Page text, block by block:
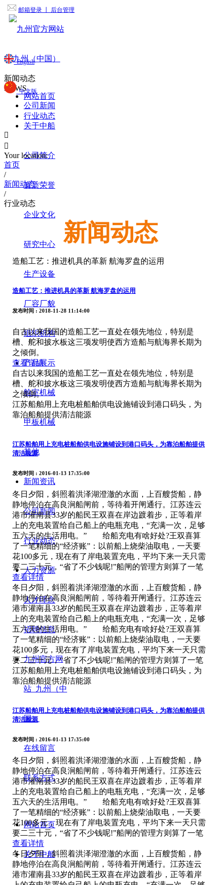
邮箱登录 丨 后台管理
网站首页
关于中船
公司简介
资质荣誉
企业文化
研究中心
生产设备
厂容厂貌
组织机构
产品展示
舱室机械
甲板机械
其他
新闻资讯
公司新闻
行业动态
人力资源
人才理念
招聘信息
九州官方网
站_九州（中
国）
在线留言
联系方式
网站首页
关于中船
English
中文版
新闻动态
NEWS
公司新闻
行业动态


Your location:
首页
/
新闻动态
/
行业动态
新闻动态
造船工艺：推进机具的革新 航海罗盘的运用
造船工艺：推进机具的革新 航海罗盘的运用
发布时间 : 2018-11-28 11:14:00
自古以来我国的造船工艺一直处在领先地位，特别是
槽、舵和披水板这三项发明使西方造船与航海界长期为
之倾倒。
查看详情
自古以来我国的造船工艺一直处在领先地位，特别是
槽、舵和披水板这三项发明使西方造船与航海界长期为
之倾倒。
江苏船舶用上充电桩船舶供电设施铺设到港口码头，为
靠泊船舶提供清洁能源
江苏船舶用上充电桩船舶供电设施铺设到港口码头，为靠泊船舶提供
清洁能源
发布时间 : 2016-01-13 17:35:00
冬日夕阳，斜照着洪泽湖澄澈的水面，上百艘货船，静
静地停泊在高良涧船闸前，等待着开闸通行。江苏连云
港市灌南县33岁的船民王双喜在岸边踱着步，正等着岸
上的充电装置给自己船上的电瓶充电，“充满一次，足够
五六天的生活用电。” 给船充电有啥好处?王双喜算
了一笔精细的“经济账”：以前船上烧柴油取电，一天要
花100多元，现在有了岸电装置充电，平均下来一天只需
要二三十元，“省了不少钱呢!”船闸的管理方则算了一笔
查看详情
冬日夕阳，斜照着洪泽湖澄澈的水面，上百艘货船，静
静地停泊在高良涧船闸前，等待着开闸通行。江苏连云
港市灌南县33岁的船民王双喜在岸边踱着步，正等着岸
上的充电装置给自己船上的电瓶充电，“充满一次，足够
五六天的生活用电。” 给船充电有啥好处?王双喜算
了一笔精细的“经济账”：以前船上烧柴油取电，一天要
花100多元，现在有了岸电装置充电，平均下来一天只需
要二三十元，“省了不少钱呢!”船闸的管理方则算了一笔
江苏船舶用上充电桩船舶供电设施铺设到港口码头，为
靠泊船舶提供清洁能源
江苏船舶用上充电桩船舶供电设施铺设到港口码头，为靠泊船舶提供
清洁能源
发布时间 : 2016-01-13 17:35:00
冬日夕阳，斜照着洪泽湖澄澈的水面，上百艘货船，静
静地停泊在高良涧船闸前，等待着开闸通行。江苏连云
港市灌南县33岁的船民王双喜在岸边踱着步，正等着岸
上的充电装置给自己船上的电瓶充电，“充满一次，足够
五六天的生活用电。” 给船充电有啥好处?王双喜算
了一笔精细的“经济账”：以前船上烧柴油取电，一天要
花100多元，现在有了岸电装置充电，平均下来一天只需
要二三十元，“省了不少钱呢!”船闸的管理方则算了一笔
查看详情
冬日夕阳，斜照着洪泽湖澄澈的水面，上百艘货船，静
静地停泊在高良涧船闸前，等待着开闸通行。江苏连云
港市灌南县33岁的船民王双喜在岸边踱着步，正等着岸